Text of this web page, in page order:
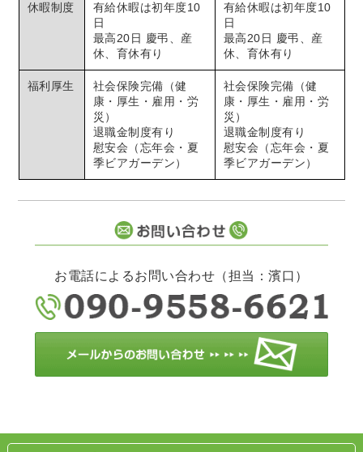
休暇制度
有給休暇は初年度10
日
最高20日 慶弔、産
休、育休有り
有給休暇は初年度10
日
最高20日 慶弔、産
休、育休有り
福利厚生
社会保険完備（健
康・厚生・雇用・労
災）
退職金制度有り
慰安会（忘年会・夏
季ビアガーデン）
社会保険完備（健
康・厚生・雇用・労
災）
退職金制度有り
慰安会（忘年会・夏
季ビアガーデン）
お電話によるお問い合わせ（担当：濱口）